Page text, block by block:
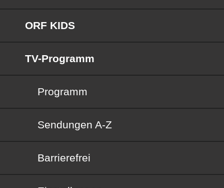
ORF KIDS
TV-Programm
Programm
Sendungen von A bis Z
Sendungen A-Z
Barrierefrei
Barrierefrei